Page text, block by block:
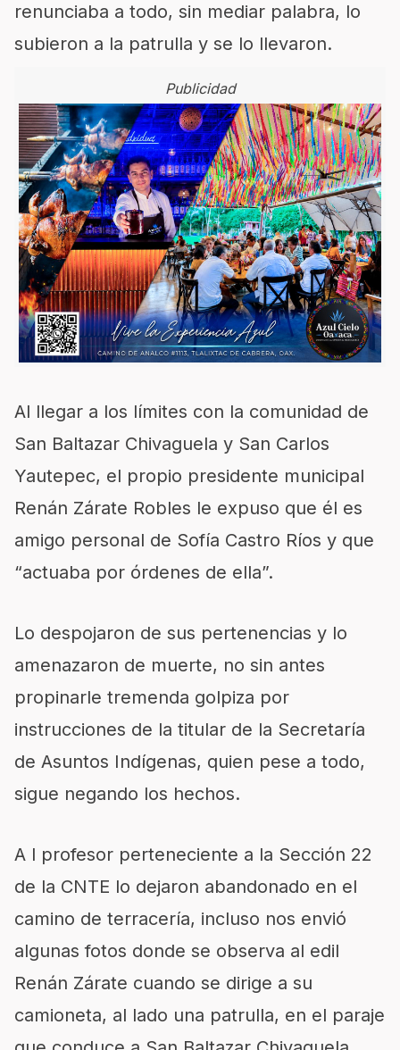
renunciaba a todo, sin mediar palabra, lo
subieron a la patrulla y se lo llevaron.
Publicidad
Al llegar a los límites con la comunidad de
San Baltazar Chivaguela y San Carlos
Yautepec, el propio presidente municipal
Renán Zárate Robles le expuso que él es
amigo personal de Sofía Castro Ríos y que
“actuaba por órdenes de ella”.
Lo despojaron de sus pertenencias y lo
amenazaron de muerte, no sin antes
propinarle tremenda golpiza por
instrucciones de la titular de la Secretaría
de Asuntos Indígenas, quien pese a todo,
sigue negando los hechos.
A l profesor perteneciente a la Sección 22
de la CNTE lo dejaron abandonado en el
camino de terracería, incluso nos envió
algunas fotos donde se observa al edil
Renán Zárate cuando se dirige a su
camioneta, al lado una patrulla, en el paraje